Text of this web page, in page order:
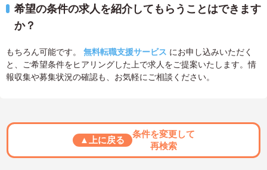
希望の条件の求人を紹介してもらうことはできます
か？
もちろん可能です。 無料転職支援サービス にお申し込みいただく
と、ご希望条件をヒアリングした上で求人をご提案いたします。情
報収集や募集状況の確認も、お気軽にご相談ください。
▲上に戻る
条件を変更して
再検索